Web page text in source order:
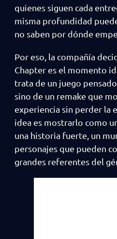
quienes siguen cada
misma profundidad
no saben por dónde
Por eso, la compañía
Chapter es el momento
trata de un juego
sino de un remake que
experiencia sin perder la
idea es mostrarlo como
una historia fuerte, un
personajes que pueden
grandes referentes del